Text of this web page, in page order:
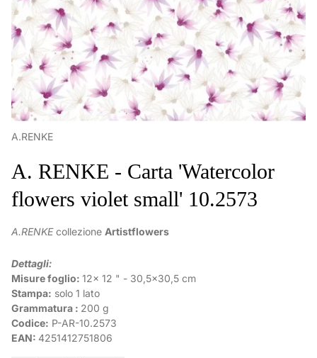
A.RENKE
A. RENKE - Carta 'Watercolor
flowers violet small' 10.2573
A.RENKEcollezione Artistflowers
Dettagli:
Misure foglio: 12x 12 " - 30,5x30,5 cm
Stampa: solo 1 lato
Grammatura : 200 g
Codice: P-AR-10.2573
EAN: 4251412751806